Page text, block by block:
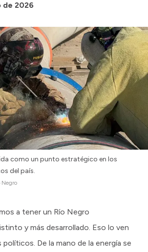
de 2026
como un punto estratégico en los
del país.
Negro
a tener un Río Negro
y más desarrollado. Eso lo ven
De la mano de la energía se